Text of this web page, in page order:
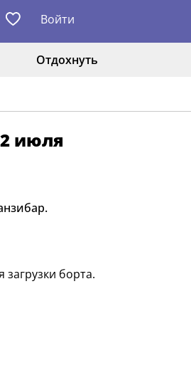
Войти
Отдохнуть
июля
борта.